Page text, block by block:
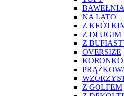
NA LATO
Z
Z DŁUGIM
Z
OVERSIZE
Z GOLFEM